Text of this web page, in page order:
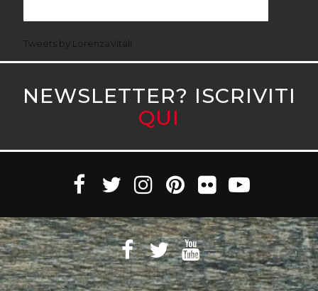
Tweets by LorenzaVitali
NEWSLETTER? ISCRIVITI
QUI